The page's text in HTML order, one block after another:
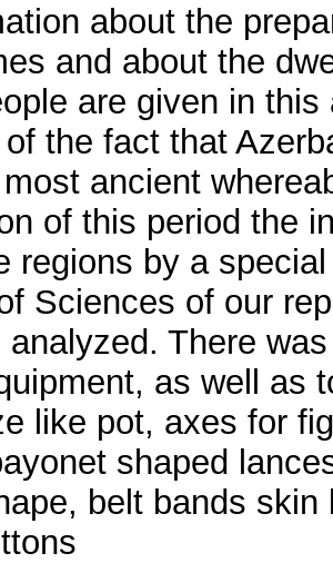
about the
and about the
are given in
the fact that
ancient
of this period the
regions by a
Sciences of our
analyzed. There
as well as
like pot, axes for
shaped
belt bands